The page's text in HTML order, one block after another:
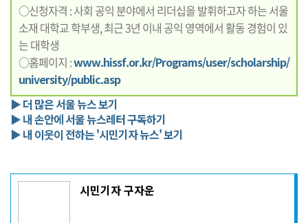
○신청자격 : 사회 공익 분야에서 리더십을 발휘하고자 하는 서울
소재 대학교 학부생, 최근 3년 이내 공익 영역에서 활동 경험이 있
는 대학생
○홈페이지 :www.hissf.or.kr/Programs/user/scholarship/
university/public.asp
▶ 더 많은 서울 뉴스 보기
▶ 내 손안에 서울 뉴스레터 구독하기
▶ 내 이웃이 전하는 '시민기자 뉴스' 보기
기 시민기자 구자운